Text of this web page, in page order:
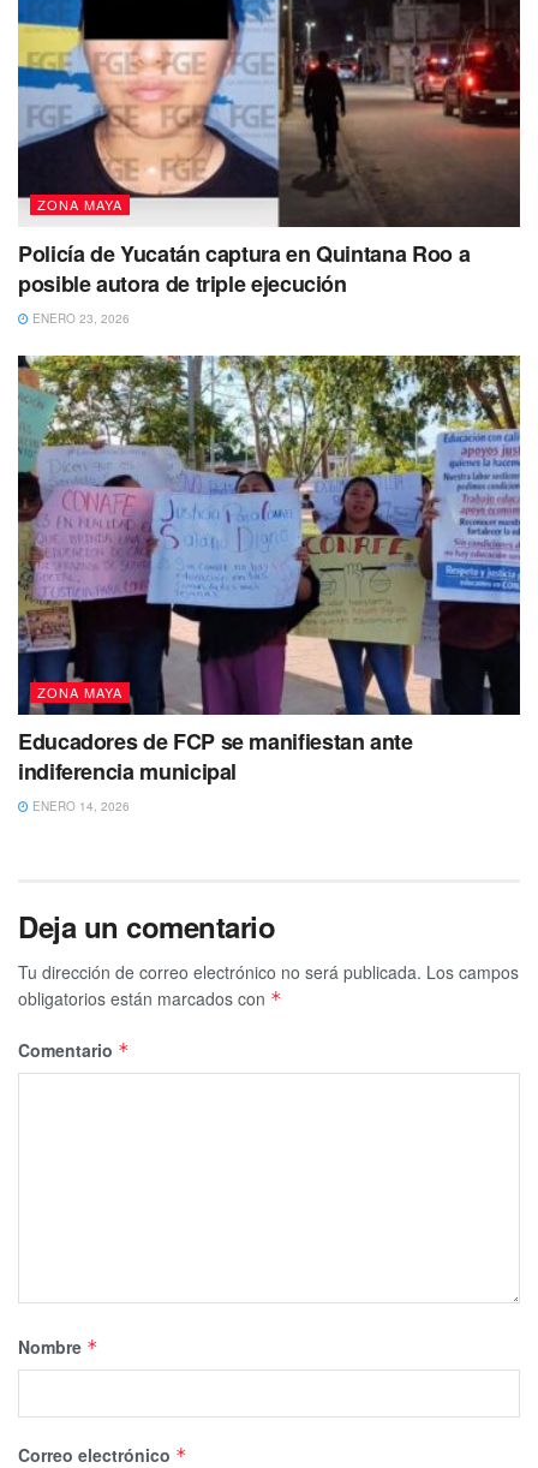
ZONA MAYA
Policía de Yucatán captura en Quintana Roo a
posible autora de triple ejecución
ENERO 23, 2026
ZONA MAYA
Educadores de FCP se manifiestan ante
indiferencia municipal
ENERO 14, 2026
Deja un comentario
Tu dirección de correo electrónico no será publicada. Los campos
obligatorios están marcados con *
Comentario *
Nombre *
Correo electrónico *